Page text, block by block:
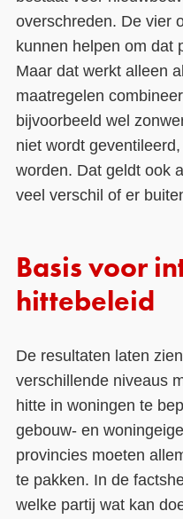
overschreden. De vier
kunnen helpen om dat
Maar dat werkt alleen
maatregelen
bijvoorbeeld wel
niet wordt
worden. Dat geldt ook
veel verschil of er
Basis voor
hittebeleid
De resultaten laten
verschillende niveaus
hitte in woningen te
gebouw- en
provincies moeten
te pakken. In de
welke partij wat kan